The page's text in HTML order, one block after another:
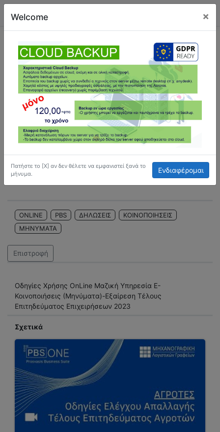
OnLine Μαζική Υπηρεσία Ε-Κοινοποιήσεις
(Μηνύματα)-Εξαίρεση Τέλους Επιτηδεύματος
9/7/2023 02:10 718
Play Mute Settings
Enter
Play
ONLINE PBS ΔΗΛΩΣΕΙΣ
ΚΟΙΝΟΠΟΙΗΣΕΙΣ
ΜΗΝΥΜΑΤΑ
Επιστροφή
Οδηγίες Χρήσης OnLine Μαζική Υπηρεσία Ε-
Κοινοποιήσεις (Μηνύματα)-Εξαίρεση Τέλους
Σχετικά
Welcome ×
Πατήστε το [Χ] αν δεν θέλετε να εμφανιστεί ξανά το
μήνυμα.
Ενδιαφέρομαι